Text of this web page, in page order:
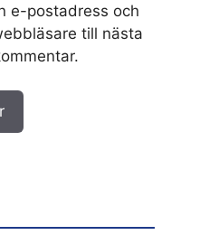
e-postadress och
till nästa